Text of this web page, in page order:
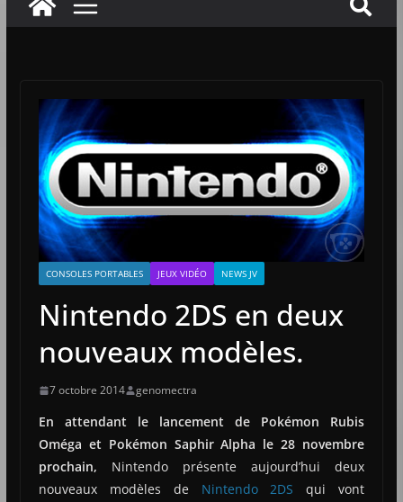
CONSOLES PORTABLES JEUX VIDÉO NEWS JV
Nintendo 2DS en deux
nouveaux modèles.
7 octobre 2014 genomectra
En attendant le lancement de Pokémon Rubis
Oméga et Pokémon Saphir Alpha le 28 novembre
prochain, Nintendo présente aujourd’hui deux
nouveaux modèles de Nintendo 2DS qui vont